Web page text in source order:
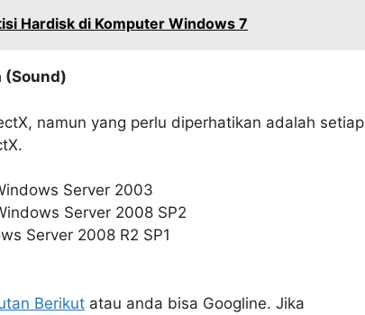
Hardisk di Komputer Windows 7
(Sound)
namun yang perlu diperhatikan adalah setiap
Server 2003
Server 2008 SP2
Server 2008 R2 SP1
Berikut atau anda bisa Googline. Jika